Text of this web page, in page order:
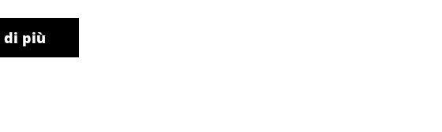
di più